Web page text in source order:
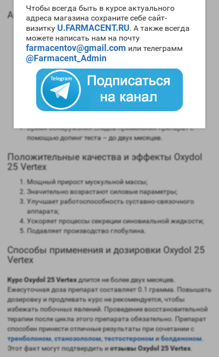
Чтобы всегда быть в курсе актуального
адреса магазина сохраните себе сайт-
визитку U.FARMACENT.RU. А также всегда
можете написать нам на почту
farmacentov@gmail.com или телеграмм
@Farmacent_Admin
Анаболический профиль Oxydol 25 Vertex
Анаболические свойства – 320 процентов от мужского
гормона;
Андрогенные свойства – 45 процентов от мужского
гормона;
Способность конвертироваться в женские гормоны
(ароматизация) – сильная;
Степень нагрузки на печень – средняя;
Форма выпуска – таблетированная;
Длительность воздействия на организм – порядка 15
Время обнаружения следов применения препарат с
помощью допинг теста – до двух месяцев.
Положительные качества и эффекты Oxydol
25 Vertex
Мощный прирост мускульной массы;
Значительно возрастают силовые параметры;
Улучшает работоспособность суставно-связочного
аппарата;
Ускоряет процессы секреции синовиальной жидкости;
Подавляет производство глобулина.
Способы применения и дозировки Oxydol 25
Vertex
Курс Oxydol 25 Vertexдлится не более двух месяцев.
Ежесуточная доза препарат составляет 0.1 грамма. Повышать
дозировку и продлевать курс не рекомендуется, чтобы
избежать побочных явлений. Проведение восстановительной
терапии после цикла этого препарата обязательно. Препарат
способен принести отличные результаты при сочетании с
тренболоном,станозололом, тестостерономиболденоном
Этот факт могут подтвердить иотзывы Oxydol 25 Vertex.